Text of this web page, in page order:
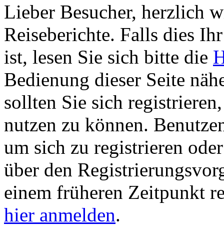
Lieber Besucher, herzlich
Reiseberichte. Falls dies
ist, lesen Sie sich bitte die
Bedienung dieser Seite
sollten Sie sich
nutzen zu können.
um sich zu registrieren
über den
einem früheren Zeitpunkt
hier anmelden.